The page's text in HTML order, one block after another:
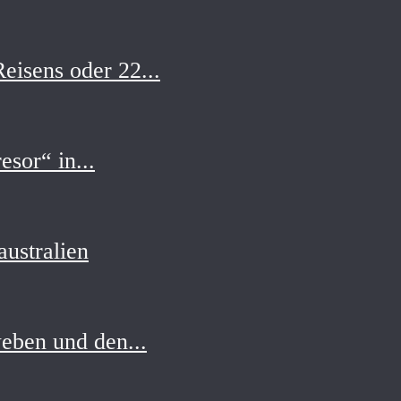
oder 22...
in...
und den...